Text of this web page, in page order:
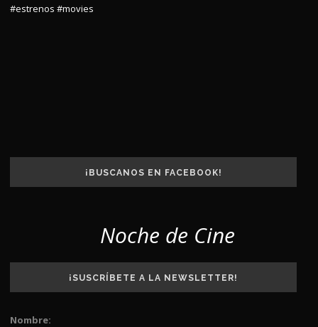
#estrenos #movies
¡BUSCANOS EN FACEBOOK!
Noche de Cine
¡SUSCRÍBETE A LA NEWSLETTER!
Nombre: